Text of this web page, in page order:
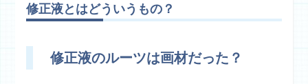
修正液とはどういうもの？
修正液のルーツは画材だった？